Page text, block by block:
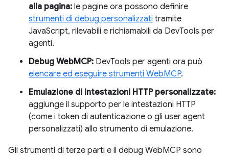
alla pagina: le pagine ora possono definire
strumenti di debug personalizzati tramite
JavaScript, rilevabili e richiamabili da DevTools per
agenti.
Debug WebMCP: DevTools per agenti ora può
elencare ed eseguire strumenti WebMCP.
Emulazione di intestazioni HTTP personalizzate:
aggiunge il supporto per le intestazioni HTTP
(come i token di autenticazione o gli user agent
personalizzati) allo strumento di emulazione.
Gli strumenti di terze parti e il debug WebMCP sono